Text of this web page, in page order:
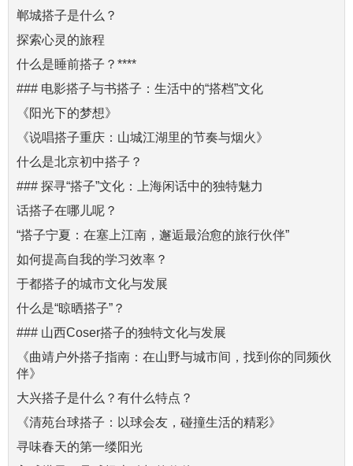
郸城搭子是什么？
探索心灵的旅程
什么是睡前搭子？****
### 电影搭子与书搭子：生活中的“搭档”文化
《阳光下的梦想》
《说唱搭子重庆：山城江湖里的节奏与烟火》
什么是北京初中搭子？
### 探寻“搭子”文化：上海闲话中的独特魅力
话搭子在哪儿呢？
“搭子宁夏：在塞上江南，邂逅最治愈的旅行伙伴”
如何提高自我的学习效率？
于都搭子的城市文化与发展
什么是“晾晒搭子”？
### 山西Coser搭子的独特文化与发展
《曲靖户外搭子指南：在山野与城市间，找到你的同频伙
伴》
大兴搭子是什么？有什么特点？
《清苑台球搭子：以球会友，碰撞生活的精彩》
寻味春天的第一缕阳光